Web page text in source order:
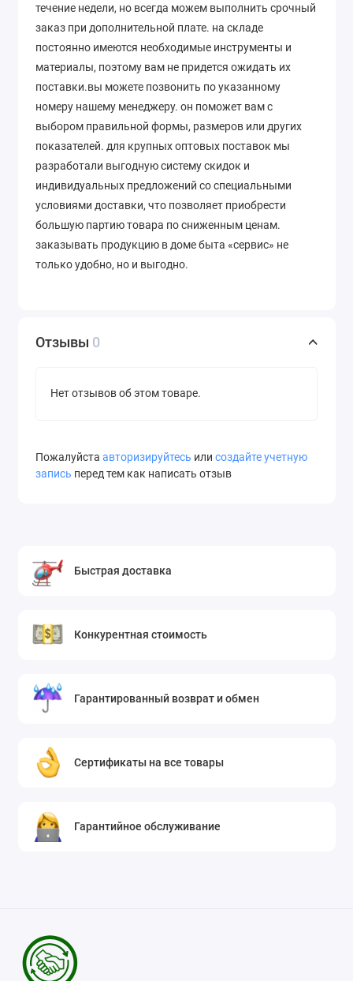
течение недели, но всегда можем выполнить срочный
заказ при дополнительной плате. на складе
постоянно имеются необходимые инструменты и
материалы, поэтому вам не придется ожидать их
поставки.вы можете позвонить по указанному
номеру нашему менеджеру. он поможет вам с
выбором правильной формы, размеров или других
показателей. для крупных оптовых поставок мы
разработали выгодную систему скидок и
индивидуальных предложений со специальными
условиями доставки, что позволяет приобрести
большую партию товара по сниженным ценам.
заказывать продукцию в доме быта «сервис» не
только удобно, но и выгодно.
Отзывы 0
Нет отзывов об этом товаре.
Пожалуйста авторизируйтесь или создайте учетную
запись перед тем как написать отзыв
Быстрая доставка
Конкурентная стоимость
Гарантированный возврат и обмен
Сертификаты на все товары
Гарантийное обслуживание